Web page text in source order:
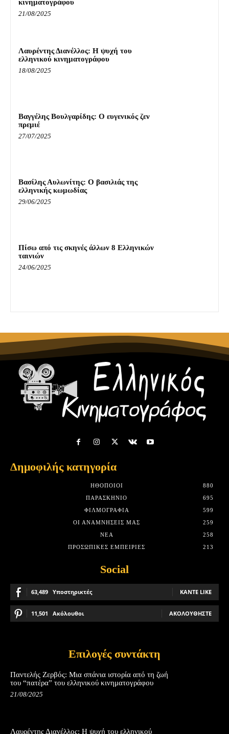
κινηματογράφου
21/08/2025
Λαυρέντης Διανέλλος: Η ψυχή του
ελληνικού κινηματογράφου
18/08/2025
Βαγγέλης Βουλγαρίδης: Ο ευγενικός ζεν
πρεμιέ
27/07/2025
Βασίλης Αυλωνίτης: Ο βασιλιάς της
ελληνικής κωμωδίας
29/06/2025
Πίσω από τις σκηνές άλλων 8 Ελληνικών
ταινιών
24/06/2025
Δημοφιλής κατηγορία
HΘΟΠΟΙΟΊ
880
ΠΑΡΑΣΚΉΝΙΟ
695
ΦΙΛΜΟΓΡΑΦΊΑ
599
ΟΙ ΑΝΑΜΝΉΣΕΙΣ ΜΑΣ
259
ΝΈΑ
258
ΠΡΟΣΩΠΙΚΈΣ ΕΜΠΕΙΡΊΕΣ
213
Social
63,489 Υποστηρικτές ΚΆΝΤΕ LIKE
11,501 Ακόλουθοι ΑΚΟΛΟΥΘΉΣΤΕ
Επιλογές συντάκτη
Παντελής Ζερβός: Μια σπάνια ιστορία από τη ζωή
του “πατέρα” του ελληνικού κινηματογράφου
21/08/2025
Λαυρέντης Διανέλλος: Η ψυχή του ελληνικού